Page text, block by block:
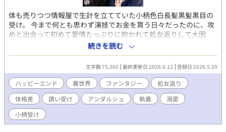
体も売りつつ情報屋で生計を立てていた小柄色白長髪黒髪黒目の
受け。 今まで何とも思わず演技でお金を貰う日々だったのに、攻
めと出会って初めて愛情たっぷりに抱かれて処女返りして大困
惑。感じてしまう自分に動揺して怖がる受けが可愛いです!! 攻め
は、甘いマスクにデカいガタイのずっしり重たいド執着タイプ。
でも基本紳士。 受けは9歳まで女子として女装して暮らしていた
ため、攻めには女子だったと思われていて、 16年後に男の姿で名
前も変えていた受けを見た攻めは再開を望んでいた相手だと気づ
かず、 よく似た雰囲気の男性が体を売ってると知って、ぜひ一度
抱かせてほしいと金を積んで抱くものの すっかりハマってしまっ
て、他の奴には抱かれないでくれと大金を積んで懇願します。 痛
そうな過去の匂わせはそこそこあるものの、実際に痛いシーンは
続きを読む
文字数 75,360 最終更新日 2026.6.12 登録日 2026.5.29
ハッピーエンド 異世界 ファンタジー
処女返り
体格差
誘い受け アンダルシュ 執着
溺愛
小柄受け